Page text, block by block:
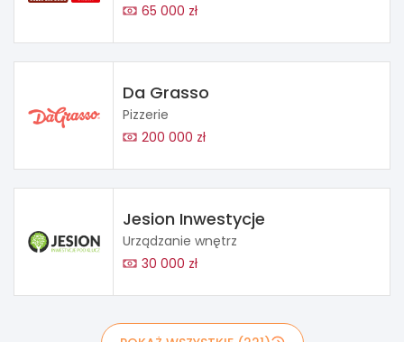
65 000 zł
Da Grasso
Pizzerie
200 000 zł
Jesion Inwestycje
Urządzanie wnętrz
30 000 zł